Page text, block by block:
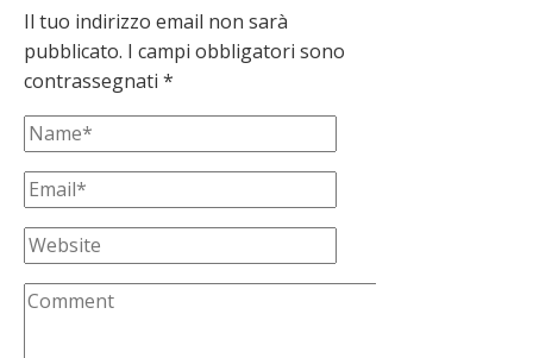
Il tuo indirizzo email non sarà
pubblicato. I campi obbligatori sono
contrassegnati *